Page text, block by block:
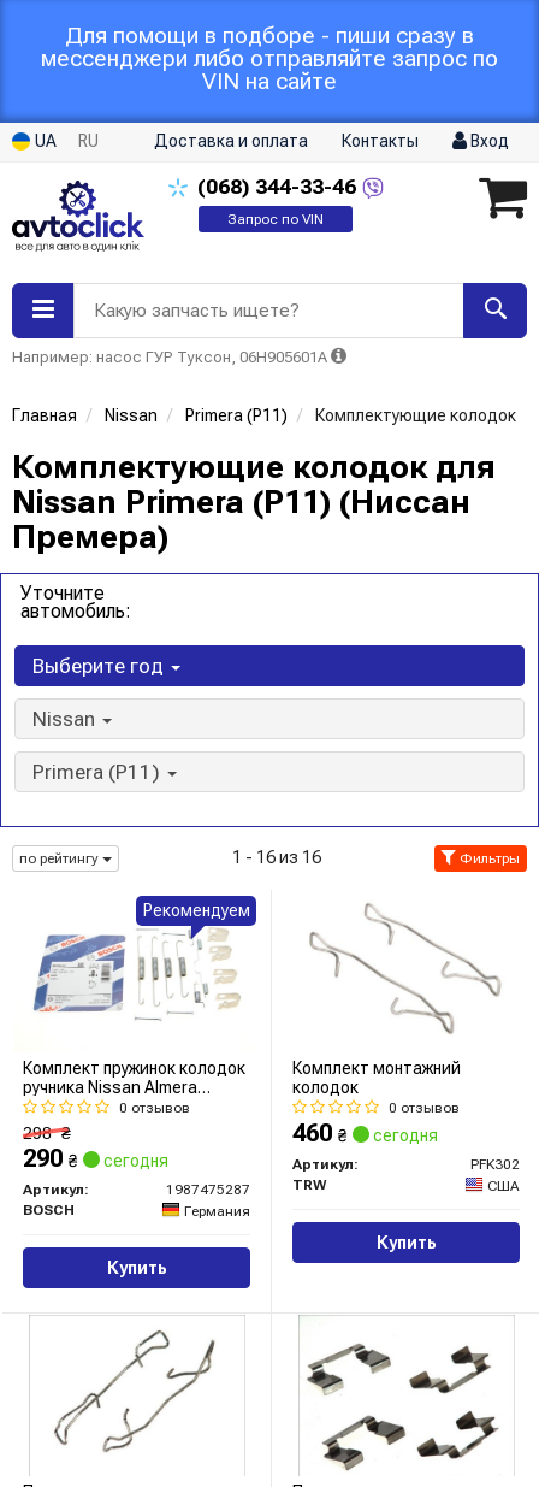
Для помощи в подборе - пиши сразу в
мессенджери либо отправляйте запрос по
VIN на сайте
UA RU Доставка и оплата Контакты Вход
(068) 344-33-46
Запрос по VIN
Какую запчасть ищете?
Например: насос ГУР Туксон, 06H905601A
Главная Nissan Primera (P11) Комплектующие колодок
Комплектующие колодок для
Nissan Primera (P11) (Ниссан
Премера)
Уточните
автомобиль:
Выберите год
Nissan
Primera (P11)
по рейтингу 1 - 16 из 16 Фильтры
Комплект пружинок колодок
ручника Nissan Almera
II/Primera 15-2.0 96-06
0 отзывов
298₴
290 ₴ сегодня
Артикул:
1987475287
BOSCH
Германия
Купить
Рекомендуем
Комплект монтажний
колодок
0 отзывов
460 ₴ сегодня
Артикул:
PFK302
TRW
США
Купить